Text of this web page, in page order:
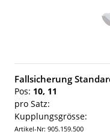
Fallsicherung
Pos: 10, 11
pro Satz:
Kupplungsgrösse:
Artikel-Nr: 905.159.500